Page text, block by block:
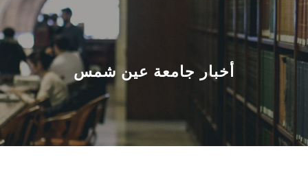
عن الجامعة
القطاعـات
الشئون الأكاديمية
البحث العلمي
أخبار جامعة عين شمس